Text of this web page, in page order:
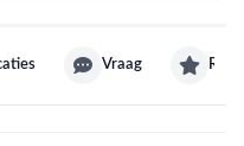
Vraag